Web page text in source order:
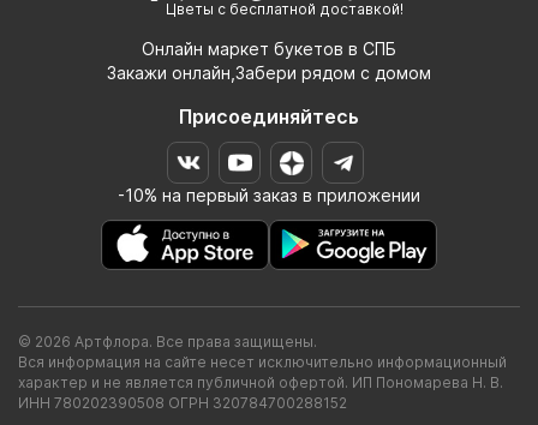
Цветы с бесплатной доставкой!
Онлайн маркет букетов в СПБ
Закажи онлайн,Забери рядом с домом
Присоединяйтесь
-10% на первый заказ в приложении
© 2026 Артфлора. Все права защищены.
Вся информация на сайте несет исключительно информационный
характер и не является публичной офертой. ИП Пономарева Н. В.
ИНН 780202390508 ОГРН 320784700288152